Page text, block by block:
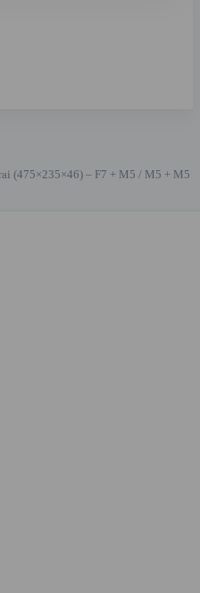
(475×235×46) – F7 + M5 / M5 + M5